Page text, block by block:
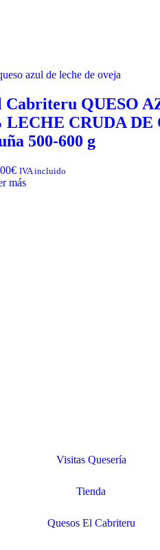
Cabriteru QUESO
LECHE CRUDA DE
500-600 g
€ IVA incluido
más
Visitas Quesería
Tienda
Quesos El Cabriteru